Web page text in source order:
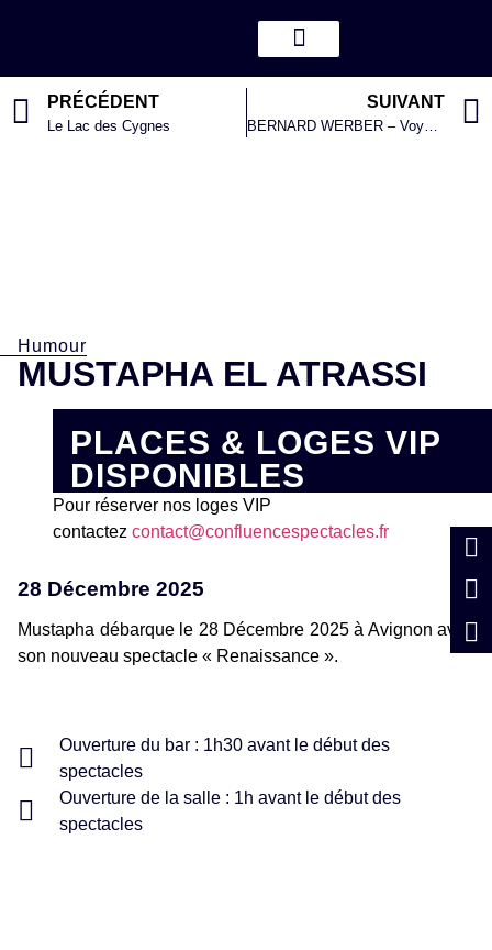
PRÉCÉDENT
Le Lac des Cygnes
SUIVANT
BERNARD WERBER – Voyage Intérieur Expérimental
Humour
MUSTAPHA EL ATRASSI
PLACES & LOGES VIP
DISPONIBLES
Pour réserver nos loges VIP
contactez contact@confluencespectacles.fr
28 Décembre 2025
Mustapha débarque le 28 Décembre 2025 à Avignon avec
son nouveau spectacle « Renaissance ».
Ouverture du bar : 1h30 avant le début des
spectacles
Ouverture de la salle : 1h avant le début des
spectacles